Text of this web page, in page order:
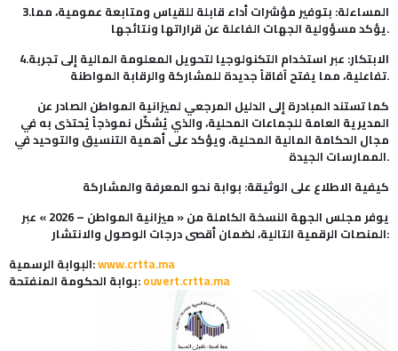
3.المساءلة: بتوفير مؤشرات أداء قابلة للقياس ومتابعة عمومية، مما
يؤكد مسؤولية الجهات الفاعلة عن قراراتها ونتائجها.
4.الابتكار: عبر استخدام التكنولوجيا لتحويل المعلومة المالية إلى تجربة
تفاعلية، مما يفتح آفاقاً جديدة للمشاركة والرقابة المواطنة.
كما تستند المبادرة إلى الدليل المرجعي لميزانية المواطن الصادر عن
المديرية العامة للجماعات المحلية، والذي يُشكّل نموذجاً يُحتذى به في
مجال الحكامة المالية المحلية، ويؤكد على أهمية التنسيق والتوحيد في
الممارسات الجيدة.
كيفية الاطلاع على الوثيقة: بوابة نحو المعرفة والمشاركة
المنصات الرقمية التالية، لضمان أقصى درجات الوصول والانتشار:
البوابة الرسمية:www.crtta.ma
بوابة الحكومة المنفتحة:ouvert.crtta.ma